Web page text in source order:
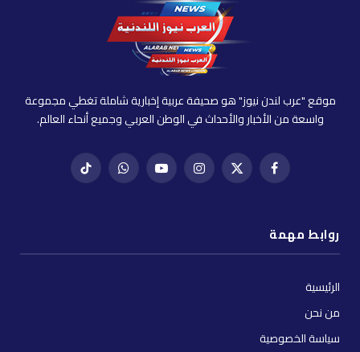
موقع "عرب لندن نيوز" هو صحيفة عربية إخبارية شاملة تغطي مجموعة
واسعة من الأخبار والأحداث في الوطن العربي وجميع أنحاء العالم.
فيسبوكX
إنستغراميوتيوب واتساب تيك
روابط مهمة
الرئيسية
من نحن
سياسة الخصوصية